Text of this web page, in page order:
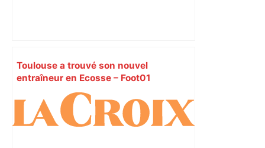
Toulouse a trouvé son nouvel
entraîneur en Ecosse – Foot01